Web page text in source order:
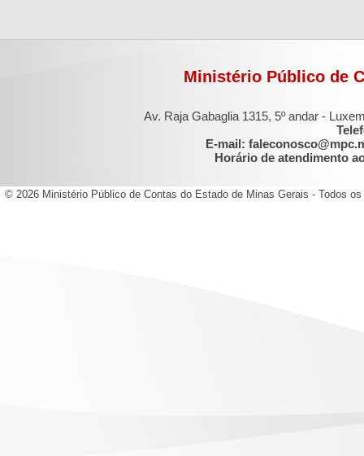
Ministério Público de
Av. Raja Gabaglia 1315, 5º andar -
E-mail:
Horário de atendimento
© 2026 Ministério Público de Contas do Estado de Minas Gerais - Todos